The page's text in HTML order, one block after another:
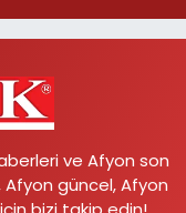
ve Afyon son
güncel, Afyon